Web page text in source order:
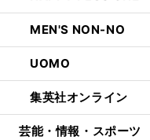
MEN'S NON-NO
UOMO
集英社オンライン
芸能・情報・スポーツ